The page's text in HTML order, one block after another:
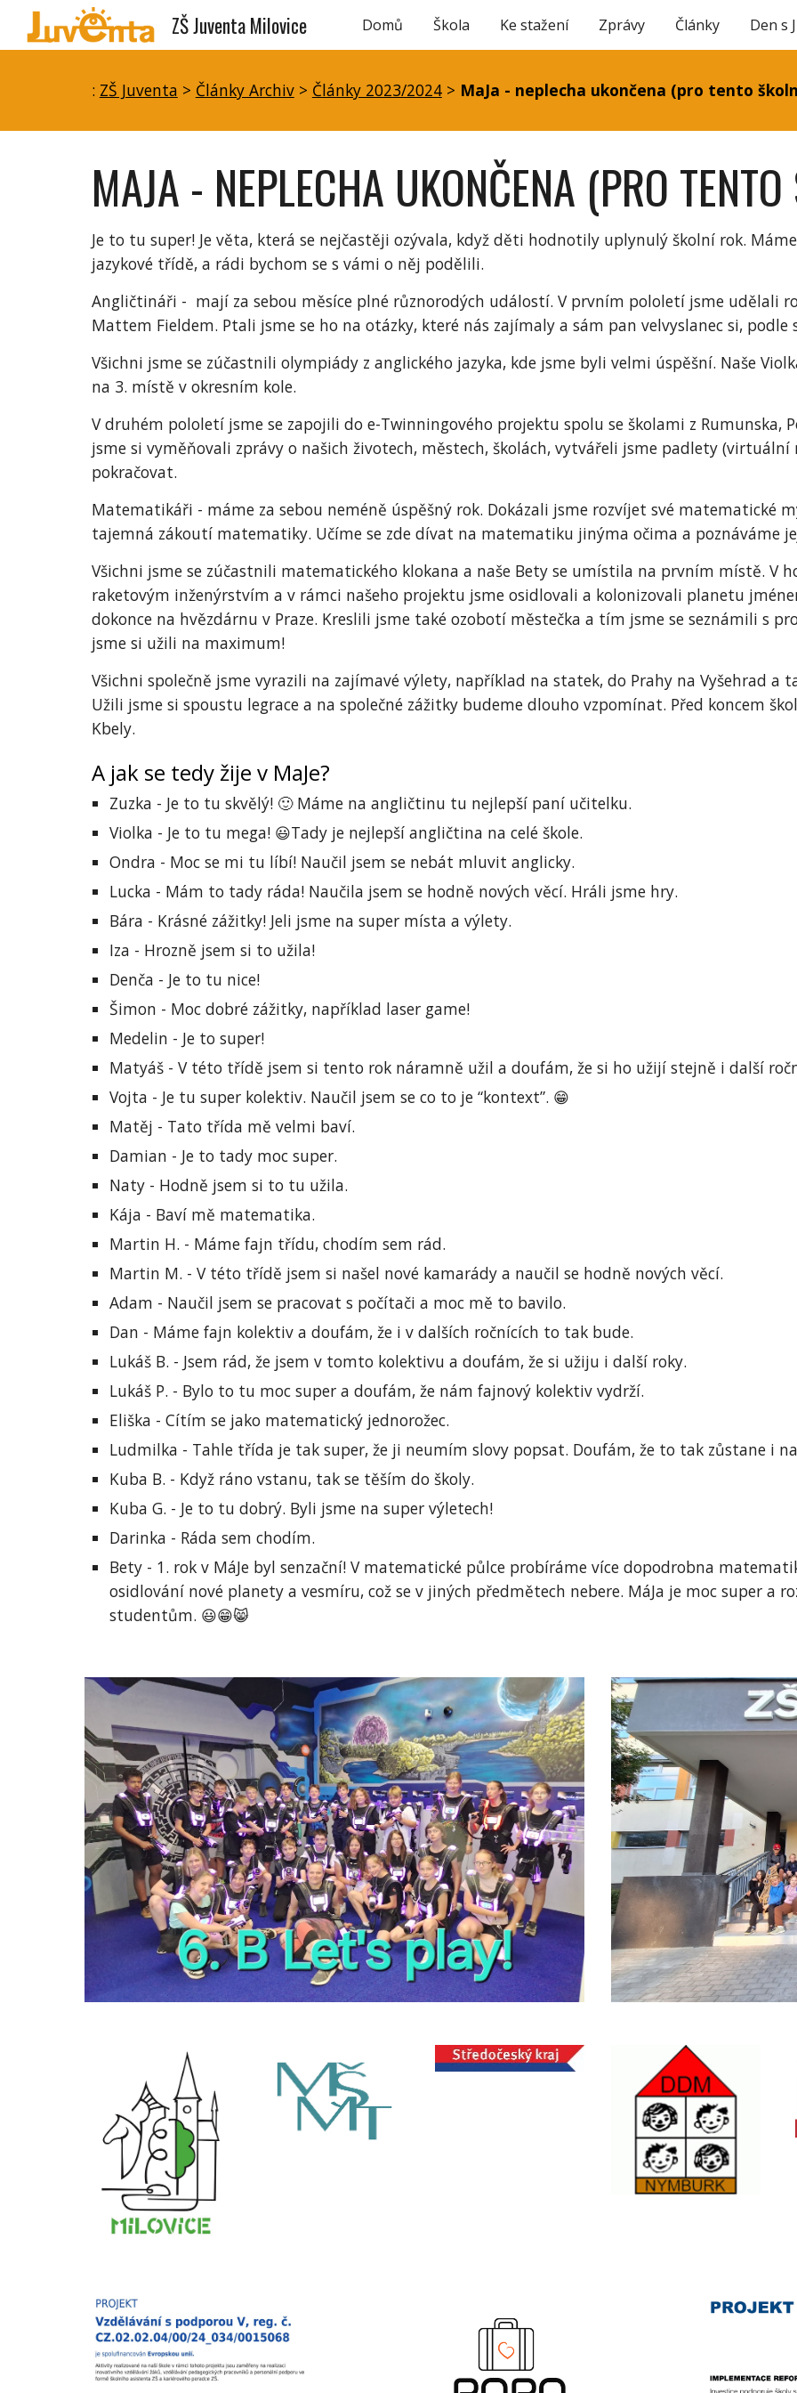
Skip to main content Skip to
ZŠ Juventa Milovice Domů Škola Ke stažení Zprávy Články Den s
: ZŠ Juventa > Články Archiv > Články 2023/2024> MaJa - neplecha ukončena (pro tento
MAJA - NEPLECHA UKONČENA (PRO
Je to tu super! Je věta, která se nejčastěji ozývala, když děti hodnotily uplynulý školní rok.
jazykové třídě, a rádi bychom se s vámi o něj podělili.
Angličtináři - mají za sebou měsíce plné různorodých událostí. V prvním pololetí jsme udělali
Mattem Fieldem. Ptali jsme se ho na otázky, které nás zajímaly a sám pan velvyslanec si,
Všichni jsme se zúčastnili olympiády z anglického jazyka, kde jsme byli velmi úspěšní. Naše
na 3. místě v okresním kole.
V druhém pololetí jsme se zapojili do e-Twinningového projektu spolu se školami z Rumunska,
jsme si vyměňovali zprávy o našich životech, městech, školách, vytvářeli jsme padlety
pokračovat.
Matematikáři - máme za sebou neméně úspěšný rok. Dokázali jsme rozvíjet své matematické
tajemná zákoutí matematiky. Učíme se zde dívat na matematiku jinýma očima a poznáváme
Všichni jsme se zúčastnili matematického klokana a naše Bety se umístila na prvním místě. V
raketovým inženýrstvím a v rámci našeho projektu jsme osidlovali a kolonizovali planetu
dokonce na hvězdárnu v Praze. Kreslili jsme také ozobotí městečka a tím jsme se seznámili s
jsme si užili na maximum!
Všichni společně jsme vyrazili na zajímavé výlety, například na statek, do Prahy na Vyšehrad a
Užili jsme si spoustu legrace a na společné zážitky budeme dlouho vzpomínat. Před koncem
Kbely.
A jak se tedy žije v MaJe?
Zuzka - Je to tu skvělý! 🙂 Máme na angličtinu tu nejlepší paní učitelku.
Violka - Je to tu mega! 😃Tady je nejlepší angličtina na celé škole.
Ondra - Moc se mi tu líbí! Naučil jsem se nebát mluvit anglicky.
Lucka - Mám to tady ráda! Naučila jsem se hodně nových věcí. Hráli jsme hry.
Bára - Krásné zážitky! Jeli jsme na super místa a výlety.
Iza - Hrozně jsem si to užila!
Denča - Je to tu nice!
Šimon - Moc dobré zážitky, například laser game!
Medelin - Je to super!
Matyáš - V této třídě jsem si tento rok náramně užil a doufám, že si ho užijí stejně i další
Vojta - Je tu super kolektiv. Naučil jsem se co to je “kontext”. 😁
Matěj - Tato třída mě velmi baví.
Damian - Je to tady moc super.
Naty - Hodně jsem si to tu užila.
Kája - Baví mě matematika.
Martin H. - Máme fajn třídu, chodím sem rád.
Martin M. - V této třídě jsem si našel nové kamarády a naučil se hodně nových věcí.
Adam - Naučil jsem se pracovat s počítači a moc mě to bavilo.
Dan - Máme fajn kolektiv a doufám, že i v dalších ročnících to tak bude.
Lukáš B. - Jsem rád, že jsem v tomto kolektivu a doufám, že si užiju i další roky.
Lukáš P. - Bylo to tu moc super a doufám, že nám fajnový kolektiv vydrží.
Eliška - Cítím se jako matematický jednorožec.
Ludmilka - Tahle třída je tak super, že ji neumím slovy popsat. Doufám, že to tak zůstane i
Kuba B. - Když ráno vstanu, tak se těším do školy.
Kuba G. - Je to tu dobrý. Byli jsme na super výletech!
Darinka - Ráda sem chodím.
Bety - 1. rok v MáJe byl senzační! V matematické půlce probíráme více dopodrobna
osidlování nové planety a vesmíru, což se v jiných předmětech nebere. MáJa je moc super a
studentům. 😃😁😸